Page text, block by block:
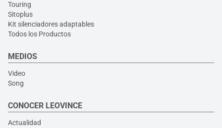
Touring
Sitoplus
Kit silenciadores adaptables
Todos los Productos
MEDIOS
Video
Song
CONOCER LEOVINCE
Actualidad